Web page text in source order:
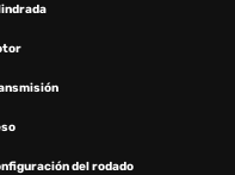
del rodado